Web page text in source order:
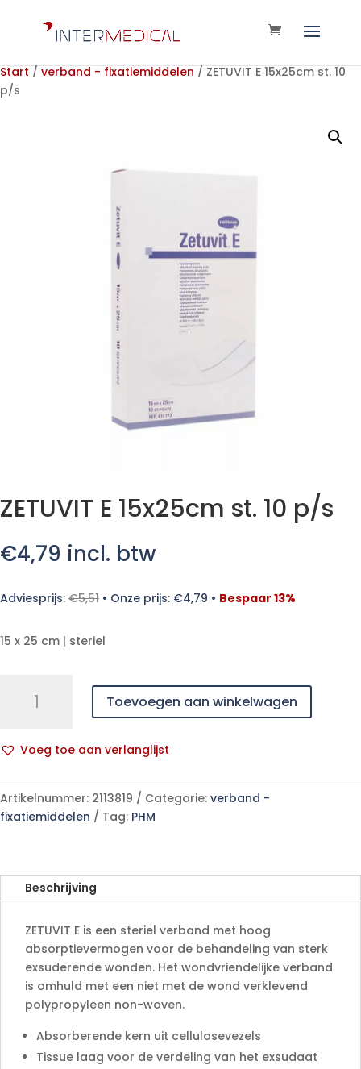
Start / verband - fixatiemiddelen / ZETUVIT E 15x25cm st. 10
p/s
ZETUVIT E 15x25cm st. 10 p/s
€4,79 incl. btw
Adviesprijs: €5,51 • Onze prijs: €4,79 • Bespaar 13%
15 x 25 cm | steriel
10
aantal
Toevoegen aan winkelwagen
Voeg toe aan verlanglijst
l
t
e
a
t
Artikelnummer: 2113819 Categorie: verband -
fixatiemiddelen
Tag: PHM
Beschrijving
ZETUVIT E is een steriel verband met hoog
absorptievermogen voor de behandeling van sterk
exsuderende wonden. Het wondvriendelijke verband
is omhuld met een niet met de wond verklevend
polypropyleen non-woven.
Absorberende kern uit cellulosevezels
Tissue laag voor de verdeling van het exsudaat